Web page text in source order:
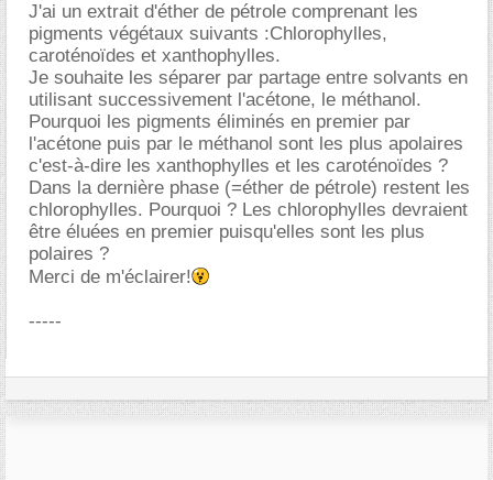
J'ai un extrait d'éther de pétrole comprenant les
pigments végétaux suivants :Chlorophylles,
caroténoïdes et xanthophylles.
Je souhaite les séparer par partage entre solvants en
utilisant successivement l'acétone, le méthanol.
Pourquoi les pigments éliminés en premier par
l'acétone puis par le méthanol sont les plus apolaires
c'est-à-dire les xanthophylles et les caroténoïdes ?
Dans la dernière phase (=éther de pétrole) restent les
chlorophylles. Pourquoi ? Les chlorophylles devraient
être éluées en premier puisqu'elles sont les plus
polaires ?
Merci de m'éclairer!
-----